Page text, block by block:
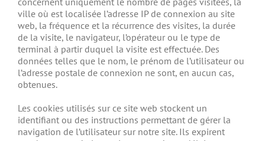
ville où est localisée l’adresse IP de connexion au site
web, la fréquence et la récurrence des visites, la durée
de la visite, le navigateur, l’opérateur ou le type de
terminal à partir duquel la visite est effectuée. Des
données telles que le nom, le prénom de l’utilisateur ou
l’adresse postale de connexion ne sont, en aucun cas,
obtenues.
Les cookies utilisés sur ce site web stockent un
identifiant ou des instructions permettant de gérer la
navigation de l’utilisateur sur notre site. Ils expirent